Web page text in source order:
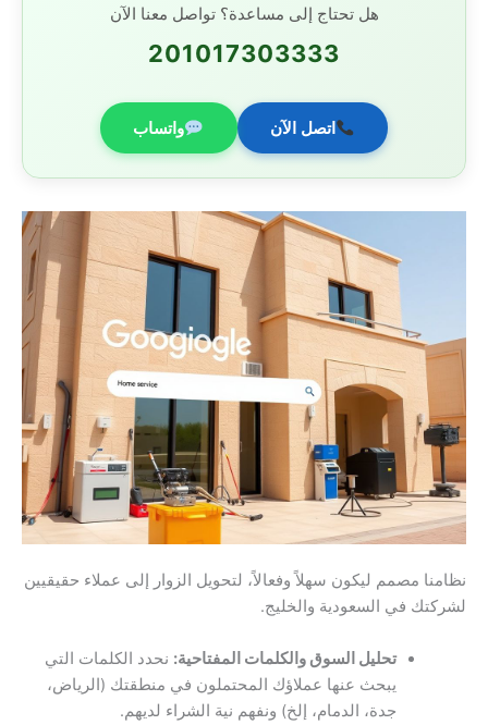
هل تحتاج إلى مساعدة؟ تواصل معنا الآن
201017303333
اتصل الآن واتساب
نظامنا مصمم ليكون سهلاً وفعالاً، لتحويل الزوار إلى عملاء حقيقيين
لشركتك في السعودية والخليج.
تحليل السوق والكلمات المفتاحية: نحدد الكلمات التي
يبحث عنها عملاؤك المحتملون في منطقتك (الرياض،
جدة، الدمام، إلخ) ونفهم نية الشراء لديهم.